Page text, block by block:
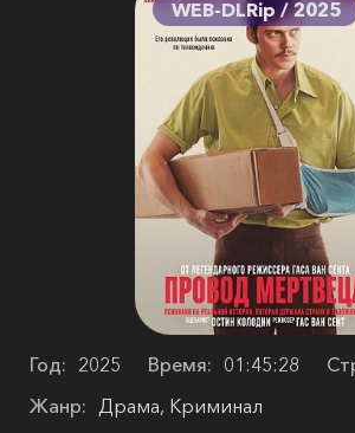
WEB-DLRip / 2025
Год: 2025 Время: 01:45:28
Жанр:
Драма, Криминал